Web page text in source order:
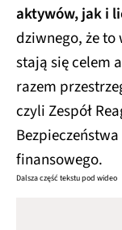
aktywów, jak i
dziwnego, że to
stają się celem
razem
czyli Zespół
finansowego.
Dalsza część tekstu pod wideo